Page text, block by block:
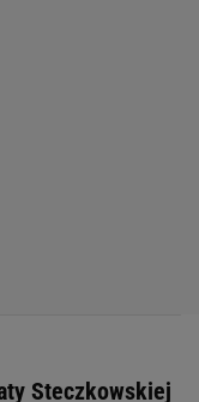
Steczkowskiej